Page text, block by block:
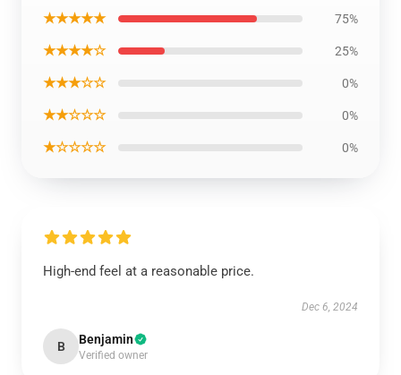
★★★★★ 75%
★★★★☆ 25%
★★★☆☆ 0%
★★☆☆☆ 0%
★☆☆☆☆ 0%
High-end feel at a reasonable price.
Dec 6, 2024
B Benjamin
Verified owner